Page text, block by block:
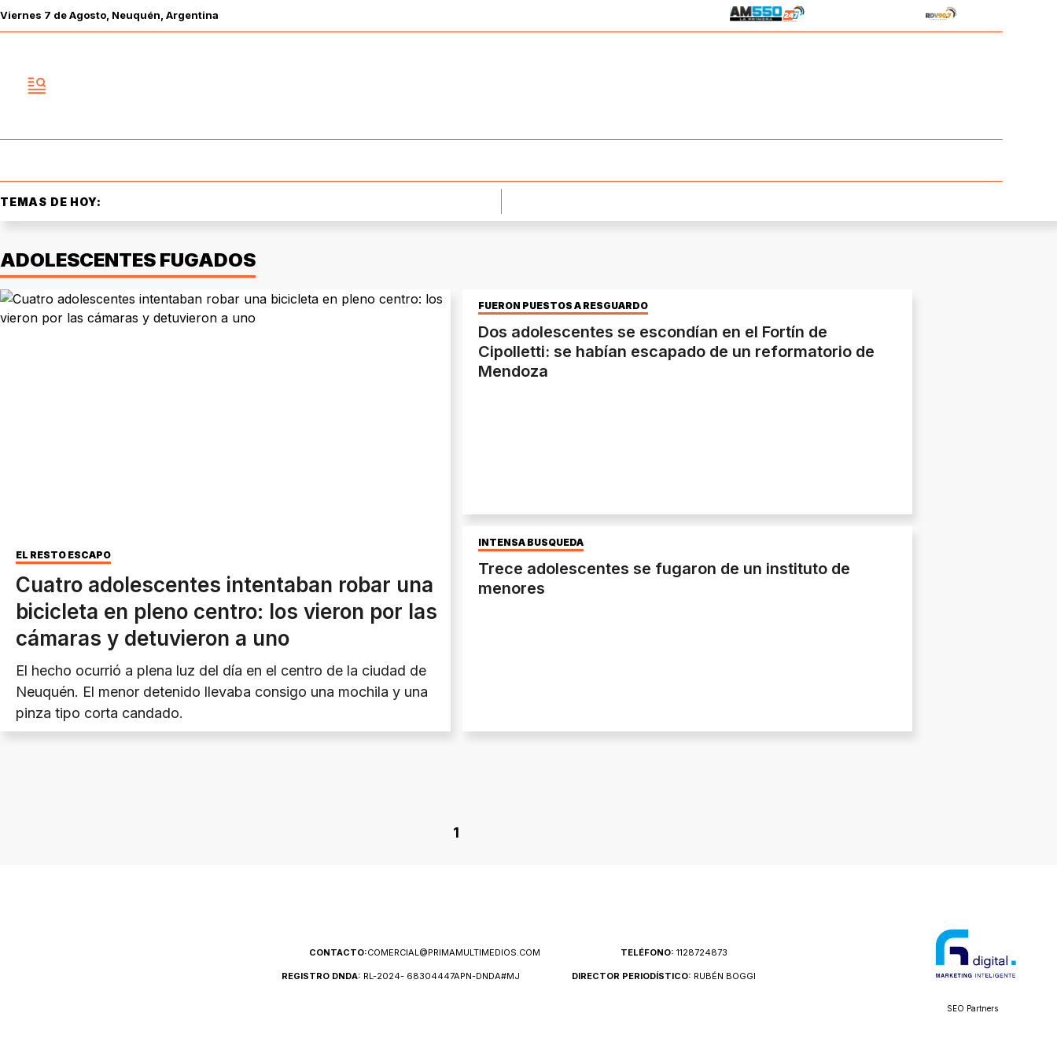
Viernes 7 deAgosto , Neuquén, Argentina
TEMAS DE HOY:
ADOLESCENTES FUGADOS
EL RESTO ESCAPÓ
Cuatro adolescentes intentaban robar una
bicicleta en pleno centro: los vieron por las
cámaras y detuvieron a uno
El hecho ocurrió a plena luz del día en el centro de la ciudad de
Neuquén. El menor detenido llevaba consigo una mochila y una
pinza tipo corta candado.
FUERON PUESTOS A RESGUARDO
Dos adolescentes se escondían en el Fortín de
Cipolletti: se habían escapado de un reformatorio de
Mendoza
INTENSA BÚSQUEDA
Trece adolescentes se fugaron de un instituto de
menores
1
CONTACTO:COMERCIAL@PRIMAMULTIMEDIOS.COM TELÉFONO: 1128724873
REGISTRO DNDA: RL-2024- 68304447APN-DNDA#MJ DIRECTOR PERIODÍSTICO: RUBÉN BOGGI
SEO Partners